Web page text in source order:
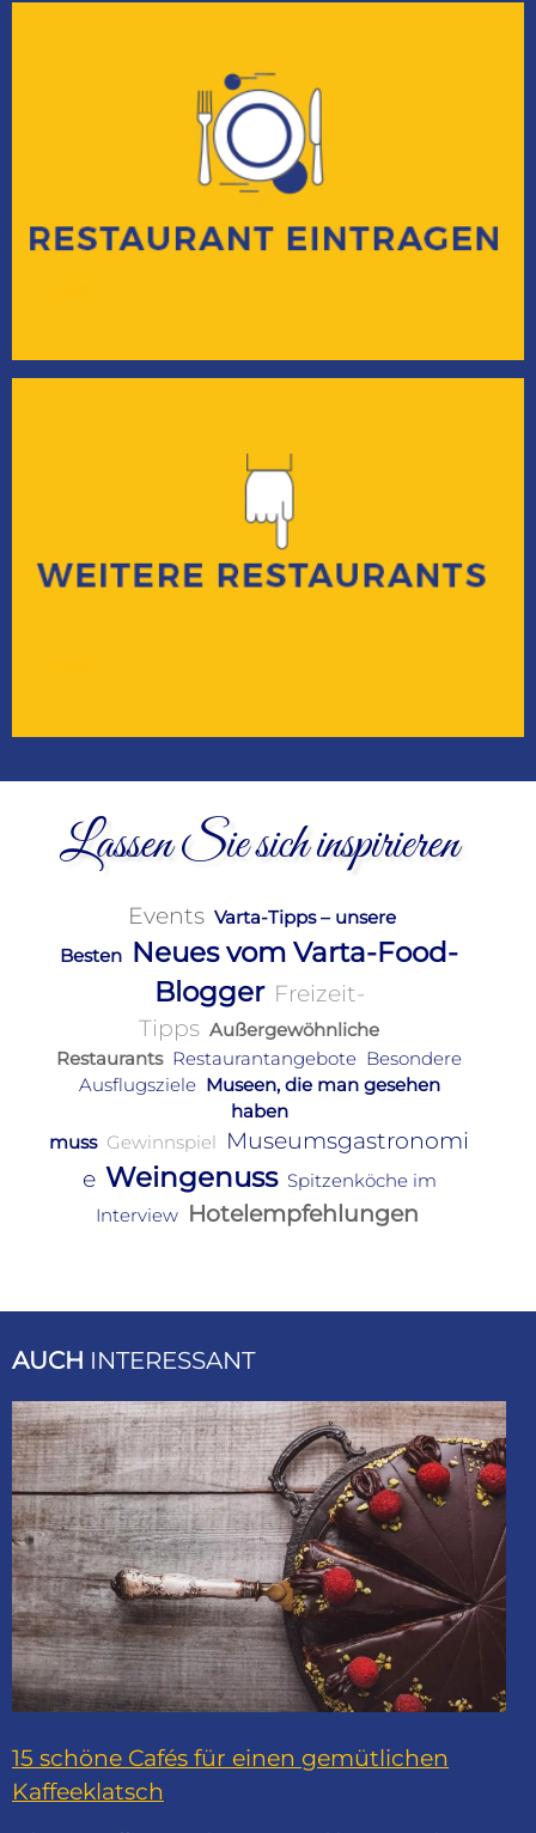
Lassen Sie sich inspirieren
Events Varta-Tipps – unsere
Besten Neues vom Varta-Food-
Blogger Freizeit-
Tipps Außergewöhnliche
Restaurants Restaurantangebote Besondere
Ausflugsziele Museen, die man gesehen
haben
muss Gewinnspiel Museumsgastronomi
e Weingenuss Spitzenköche im
Interview Hotelempfehlungen
AUCH INTERESSANT
15 schöne Cafés für einen gemütlichen
Kaffeeklatsch